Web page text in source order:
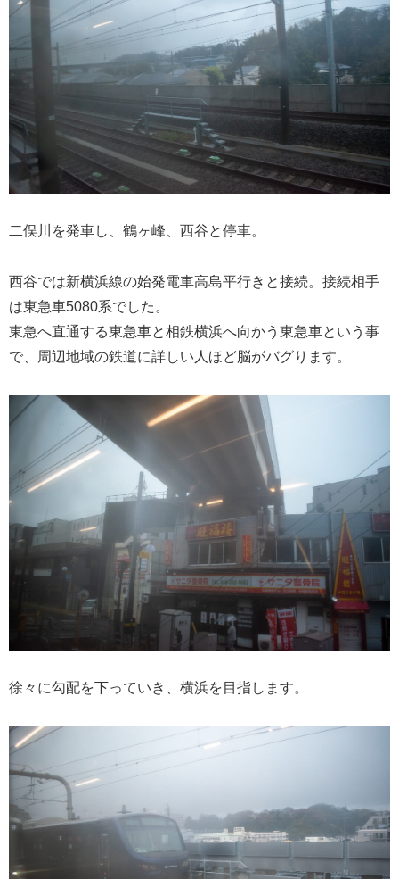
二俣川を発車し、鶴ヶ峰、西谷と停車。
西谷では新横浜線の始発電車高島平行きと接続。接続相手
は東急車5080系でした。
東急へ直通する東急車と相鉄横浜へ向かう東急車という事
で、周辺地域の鉄道に詳しい人ほど脳がバグります。
徐々に勾配を下っていき、横浜を目指します。